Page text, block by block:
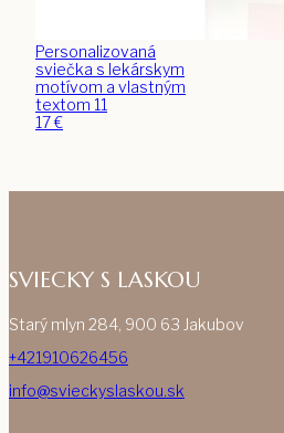
Personalizovaná
sviečka s lekárskym
motívom a vlastným
textom 11
17€
SVIECKY S LASKOU
Starý mlyn 284, 900 63 Jakubov
+421910626456
info@svieckyslaskou.sk